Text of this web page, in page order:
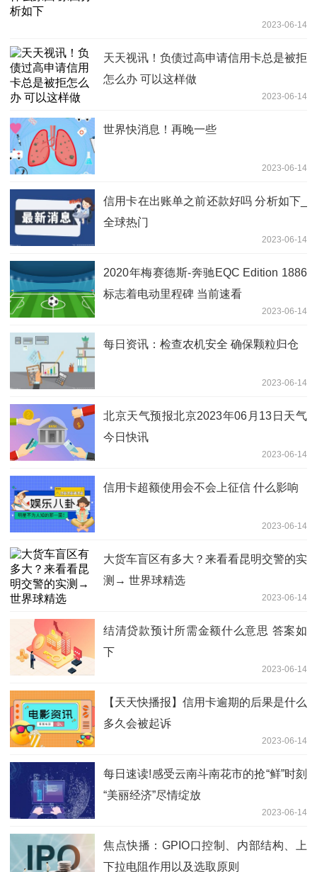
2023-06-14
天天视讯！负债过高申请信用卡总是被拒
怎么办 可以这样做
2023-06-14
世界快消息！再晚一些
2023-06-14
信用卡在出账单之前还款好吗 分析如下_
全球热门
2023-06-14
2020年梅赛德斯-奔驰EQC Edition 1886
标志着电动里程碑 当前速看
2023-06-14
每日资讯：检查农机安全 确保颗粒归仓
2023-06-14
北京天气预报北京2023年06月13日天气
今日快讯
2023-06-14
信用卡超额使用会不会上征信 什么影响
2023-06-14
大货车盲区有多大？来看看昆明交警的实
测→ 世界球精选
2023-06-14
结清贷款预计所需金额什么意思 答案如
下
2023-06-14
【天天快播报】信用卡逾期的后果是什么
多久会被起诉
2023-06-14
每日速读!感受云南斗南花市的抢“鲜”时刻
“美丽经济”尽情绽放
2023-06-14
焦点快播：GPIO口控制、内部结构、上
下拉电阻作用以及选取原则